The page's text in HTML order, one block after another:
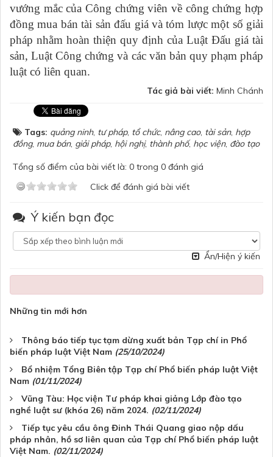
vướng mắc của Công chứng viên về công chứng hợp
đồng mua bán tài sản đấu giá và tóm lược một số giải
pháp nhằm hoàn thiện quy định của Luật Đấu giá tài
sản, Luật Công chứng và các văn bản quy phạm pháp
luật có liên quan.
Tác giả bài viết: Minh Chánh
Tags: quảng ninh, tư pháp, tổ chức, nâng cao, tài sản, hợp
đồng, mua bán, giải pháp, hội nghị, thành phố, học viện, đào tạo
Tổng số điểm của bài viết là: 0 trong 0 đánh giá
Click để đánh giá bài viết
Ý kiến bạn đọc
Ẩn/Hiện ý kiến
Những tin mới hơn
Thông báo tiếp tục tạm dừng xuất bản Tạp chí in Phổ
biến pháp luật Việt Nam (25/10/2024)
Bổ nhiệm Tổng Biên tập Tạp chí Phổ biến pháp luật Việt
Nam (01/11/2024)
Vũng Tàu: Học viện Tư pháp khai giảng Lớp đào tạo
nghề luật sư (khóa 26) năm 2024. (02/11/2024)
Tiếp tục yêu cầu ông Đinh Thái Quang giao nộp dấu
pháp nhân, hồ sơ liên quan của Tạp chí Phổ biến pháp luật
Việt Nam. (02/11/2024)